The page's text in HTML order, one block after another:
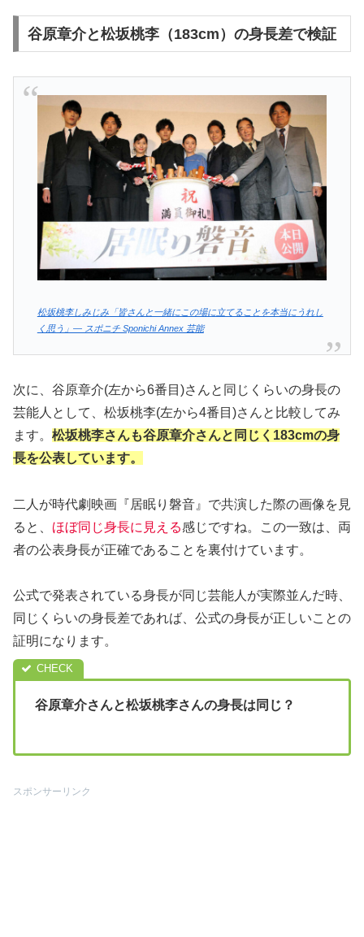
谷原章介と松坂桃李（183cm）の身長差で検証
松坂桃李しみじみ「皆さんと一緒にこの場に立てることを本当にうれし
く思う」― スポニチ Sponichi Annex 芸能
次に、谷原章介(左から6番目)さんと同じくらいの身長の
芸能人として、松坂桃李(左から4番目)さんと比較してみ
ます。 松坂桃李さんも谷原章介さんと同じく183cmの身
長を公表しています。
二人が時代劇映画『居眠り磐音』で共演した際の画像を見
ると、 ほぼ同じ身長に見える感じですね。この一致は、両
者の公表身長が正確であることを裏付けています。
公式で発表されている身長が同じ芸能人が実際並んだ時、
同じくらいの身長差であれば、公式の身長が正しいことの
証明になります。
谷原章介さんと松坂桃李さんの身長は同じ？
スポンサーリンク